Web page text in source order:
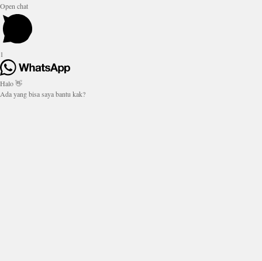
Open chat
1
Halo 👋
Ada yang bisa saya bantu kak?